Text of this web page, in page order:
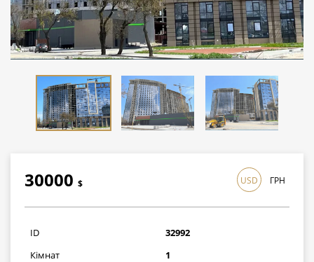
30000 $
870000грн
USD ГРН
ID
32992
Кімнат
1